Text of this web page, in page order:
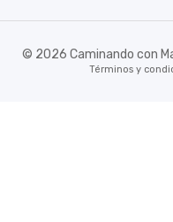
© 2026 Caminando con
Términos y